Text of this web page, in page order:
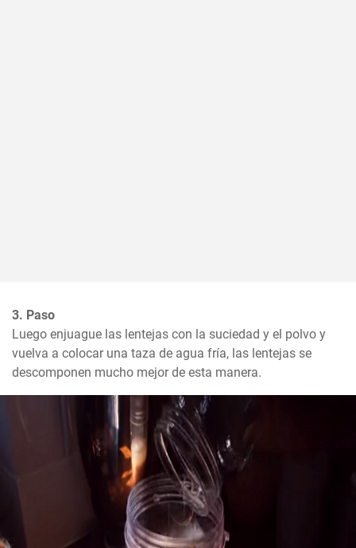
3. Paso
Luego enjuague las lentejas con la suciedad y el polvo y
vuelva a colocar una taza de agua fría, las lentejas se
descomponen mucho mejor de esta manera.